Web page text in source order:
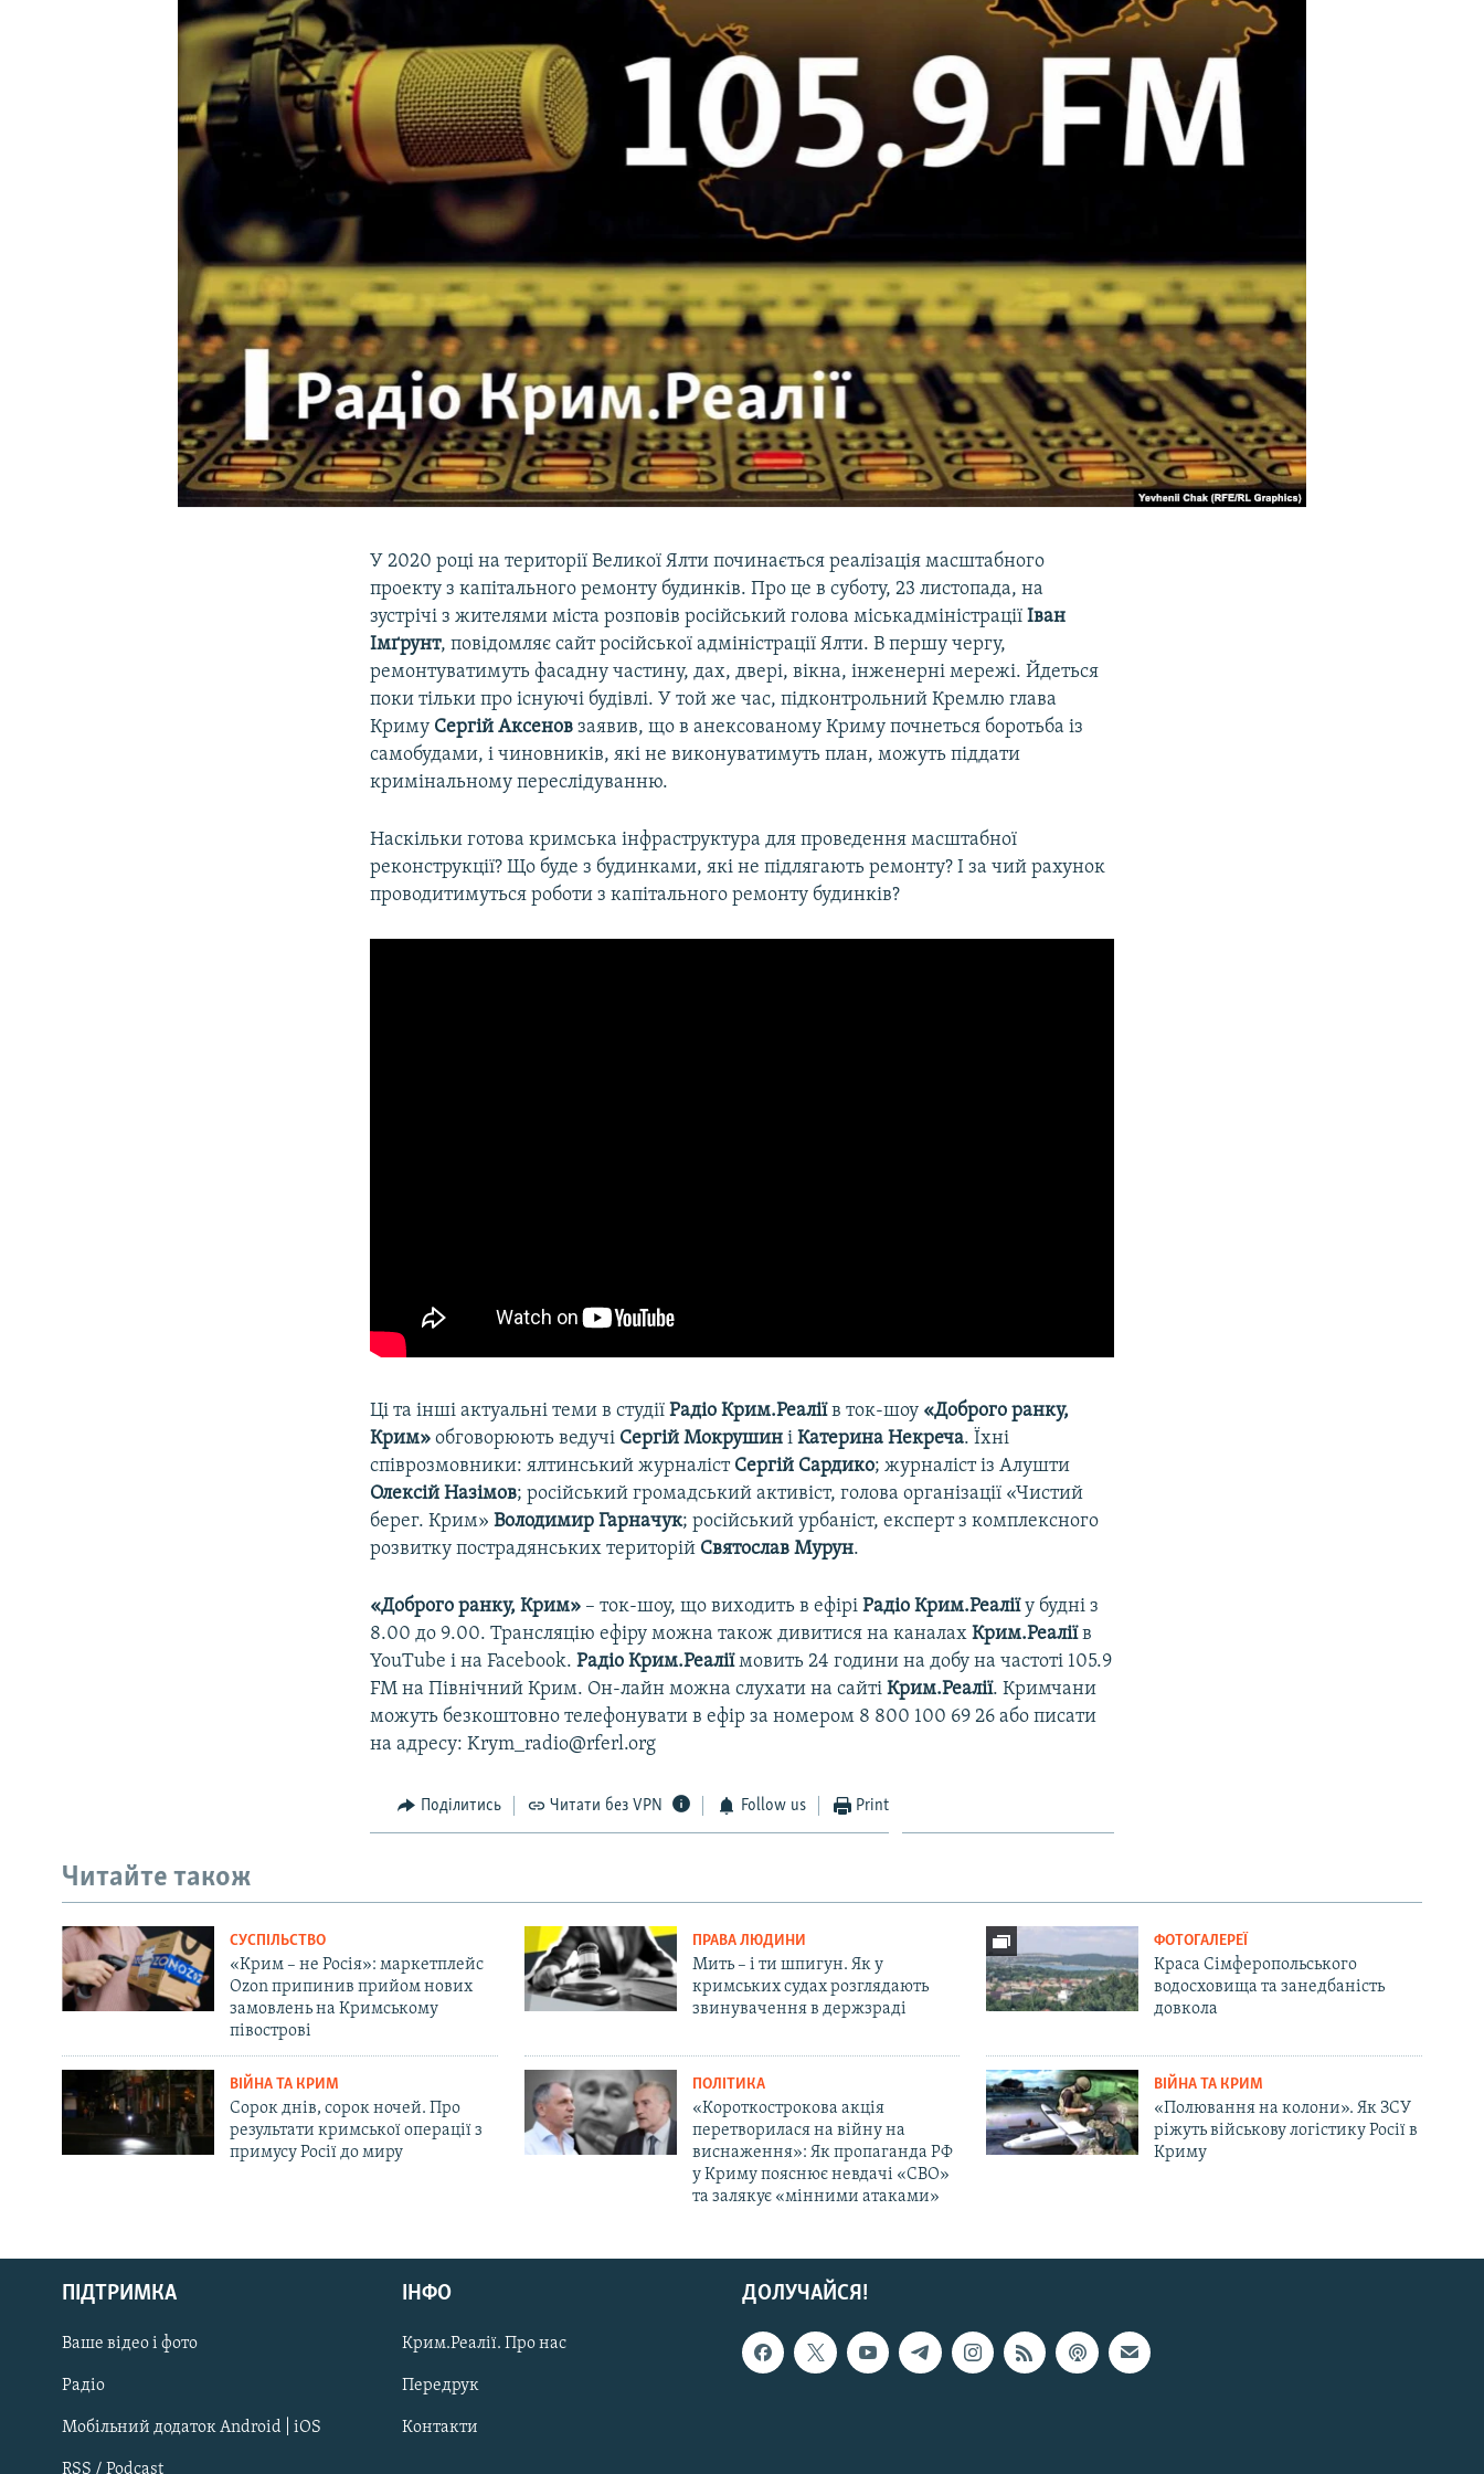
УКРАЇНСЬКА ПРОБЛЕМА КРИМУ
Русский
Qırımtatar
ДОЛУЧАЙСЯ!
У 2020 році на території Великої Ялти починається реалізація масштабного
проекту з капітального ремонту будинків. Про це в суботу, 23 листопада, на
зустрічі з жителями міста розповів російський голова міськадміністрації Іван
Імґрунт, повідомляє сайт російської адміністрації Ялти. В першу чергу,
ремонтуватимуть фасадну частину, дах, двері, вікна, інженерні мережі. Йдеться
поки тільки про існуючі будівлі. У той же час, підконтрольний Кремлю глава
Криму Сергій Аксеновзаявив, що в анексованому Криму почнеться боротьба із
самобудами, і чиновників, які не виконуватимуть план, можуть піддати
кримінальному переслідуванню.
Наскільки готова кримська інфраструктура для проведення масштабної
реконструкції? Що буде з будинками, які не підлягають ремонту? І за чий рахунок
проводитимуться роботи з капітального ремонту будинків?
Ці та інші актуальні теми в студіїРадіо Крим.Реаліїв ток-шоу «Доброго ранку,
Крим» обговорюють ведучі Сергій Мокрушині Катерина Некреча. Їхні
співрозмовники: ялтинський журналіст Сергій Сардико; журналіст із Алушти
Олексій Назімов; російський громадський активіст, голова організації «Чистий
берег. Крим»Володимир Гарначук; російський урбаніст, експерт з комплексного
розвитку пострадянських територій Святослав Мурун.
«Доброго ранку, Крим» – ток-шоу, що виходить в ефіріРадіо Крим.Реаліїу будні з
8.00 до 9.00. Трансляцію ефіру можна також дивитися на каналахКрим.Реаліїв
YouTube і на Facebook.Радіо Крим.Реаліїмовить 24 години на добу на частоті 105.9
FM на Північний Крим. Он-лайн можна слухати на сайтіКрим.Реалії. Кримчани
можуть безкоштовно телефонувати в ефір за номером 8 800 100 69 26 або писати
на адресу: Krym_radio@rferl.org
Поділитись Читати без VPN Follow us Print
Читайте також
СУСПІЛЬСТВО
«Крим – не Росія»: маркетплейс
Ozon припинив прийом нових
замовлень на Кримському
півострові
ПРАВА ЛЮДИНИ
Мить – і ти шпигун. Як у
кримських судах розглядають
звинувачення в держзраді
ФОТОГАЛЕРЕЇ
Краса Сімферопольського
водосховища та занедбаність
довкола
ВІЙНА ТА КРИМ
Сорок днів, сорок ночей. Про
результати кримської операції з
примусу Росії до миру
ПОЛІТИКА
«Короткострокова акція
перетворилася на війну на
виснаження»: Як пропаганда РФ
у Криму пояснює невдачі «СВО»
та залякує «мінними атаками»
ВІЙНА ТА КРИМ
«Полювання на колони». Як ЗСУ
ріжуть військову логістику Росії в
Криму
ДОЛУЧАЙСЯ!
ПІДТРИМКА
Ваше відео і фото
Радіо
Мобільний додаток Android | iOS
RSS / Podcast
ІНФО
Крим.Реалії. Про нас
Передрук
Контакти